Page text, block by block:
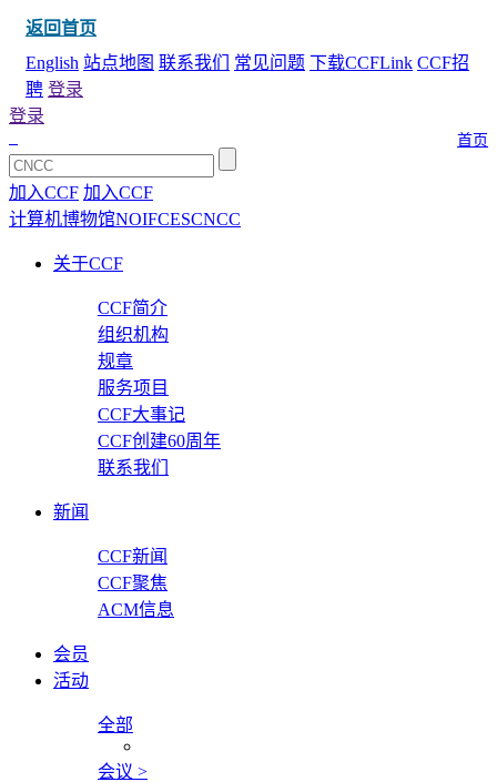
返回首页
English 站点地图 联系我们 常见问题 下载CCFLink CCF招
聘 登录
首页
登录
加入CCF 加入CCF
计算机博物馆NOIFCESCNCC
关于CCF
CCF简介
组织机构
规章
服务项目
CCF大事记
CCF创建60周年
联系我们
新闻
CCF新闻
CCF聚焦
ACM信息
会员
活动
全部
会议 >